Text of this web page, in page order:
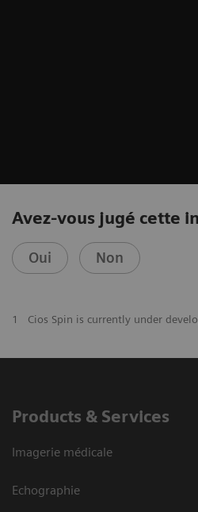
Avez-vous jugé cette
Oui Non
1 Cios Spin is currently under
Products & Services
Imagerie médicale
Echographie